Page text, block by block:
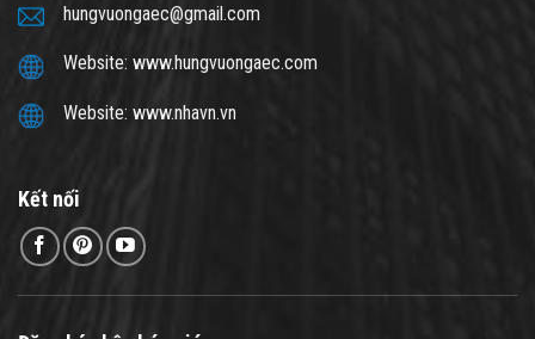
hungvuongaec@gmail.com
Website: www.hungvuongaec.com
Website: www.nhavn.vn
Kết nối